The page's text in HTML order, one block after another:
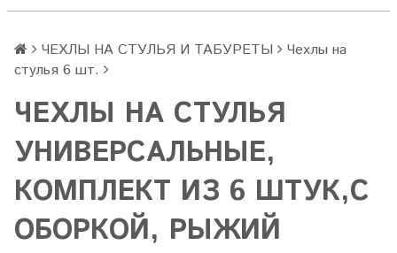
ЧЕХЛЫ НА СТУЛЬЯ И ТАБУРЕТЫ
Чехлы на
стулья 6 шт.
ЧЕХЛЫ НА СТУЛЬЯ
УНИВЕРСАЛЬНЫЕ,
КОМПЛЕКТ ИЗ 6 ШТУК,С
ОБОРКОЙ, РЫЖИЙ